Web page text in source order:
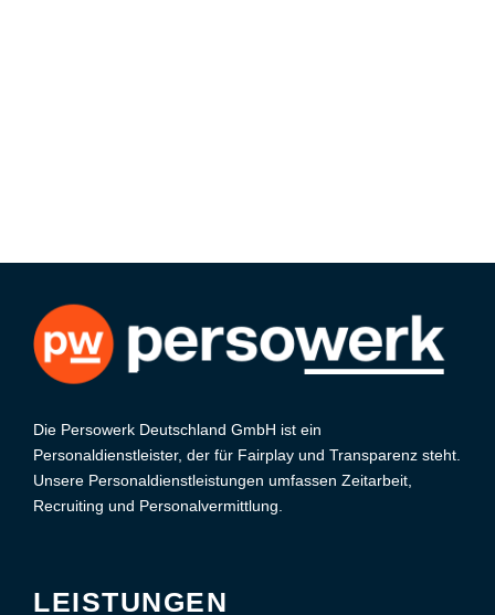
Die Persowerk Deutschland GmbH ist ein
Personaldienstleister, der für Fairplay und Transparenz steht.
Unsere Personaldienstleistungen umfassen Zeitarbeit,
Recruiting und Personalvermittlung.
LEISTUNGEN